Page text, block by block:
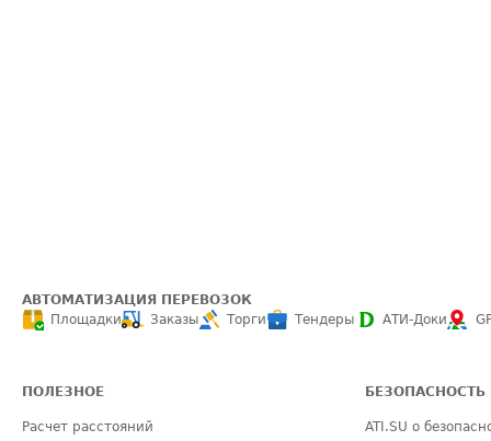
АВТОМАТИЗАЦИЯ ПЕРЕВОЗОК
Площадки
Заказы Торги Тендеры АТИ-Доки
ПОЛЕЗНОЕ
Расчет расстояний
БЕЗОПАСНОСТЬ
ATI.SU о